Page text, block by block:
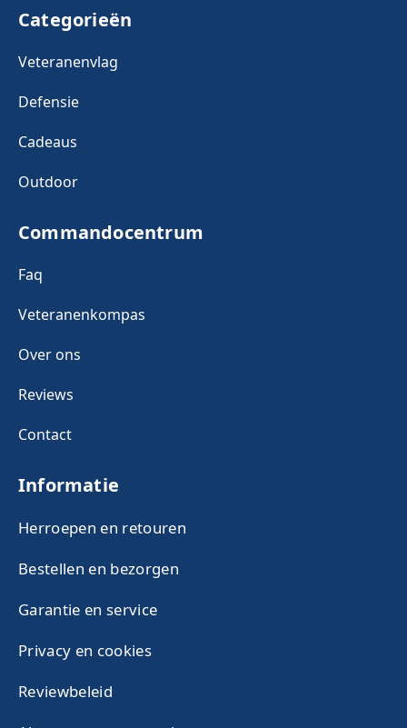
Categorieën
Veteranenvlag
Defensie
Cadeaus
Outdoor
Commandocentrum
Faq
Veteranenkompas
Over ons
Reviews
Contact
Informatie
Herroepen en retouren
Bestellen en bezorgen
Garantie en service
Privacy en cookies
Reviewbeleid